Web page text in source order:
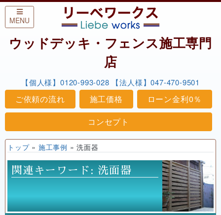
Skip to content
MENU
ウッドデッキ・フェンス施工専門
店
【個人様】0120-993-028 【法人様】047-470-9501
ご依頼の流れ 施工価格
ローン金利0％
コンセプト
トップ» 施工事例 »洗面器
関連キーワード: 洗面器